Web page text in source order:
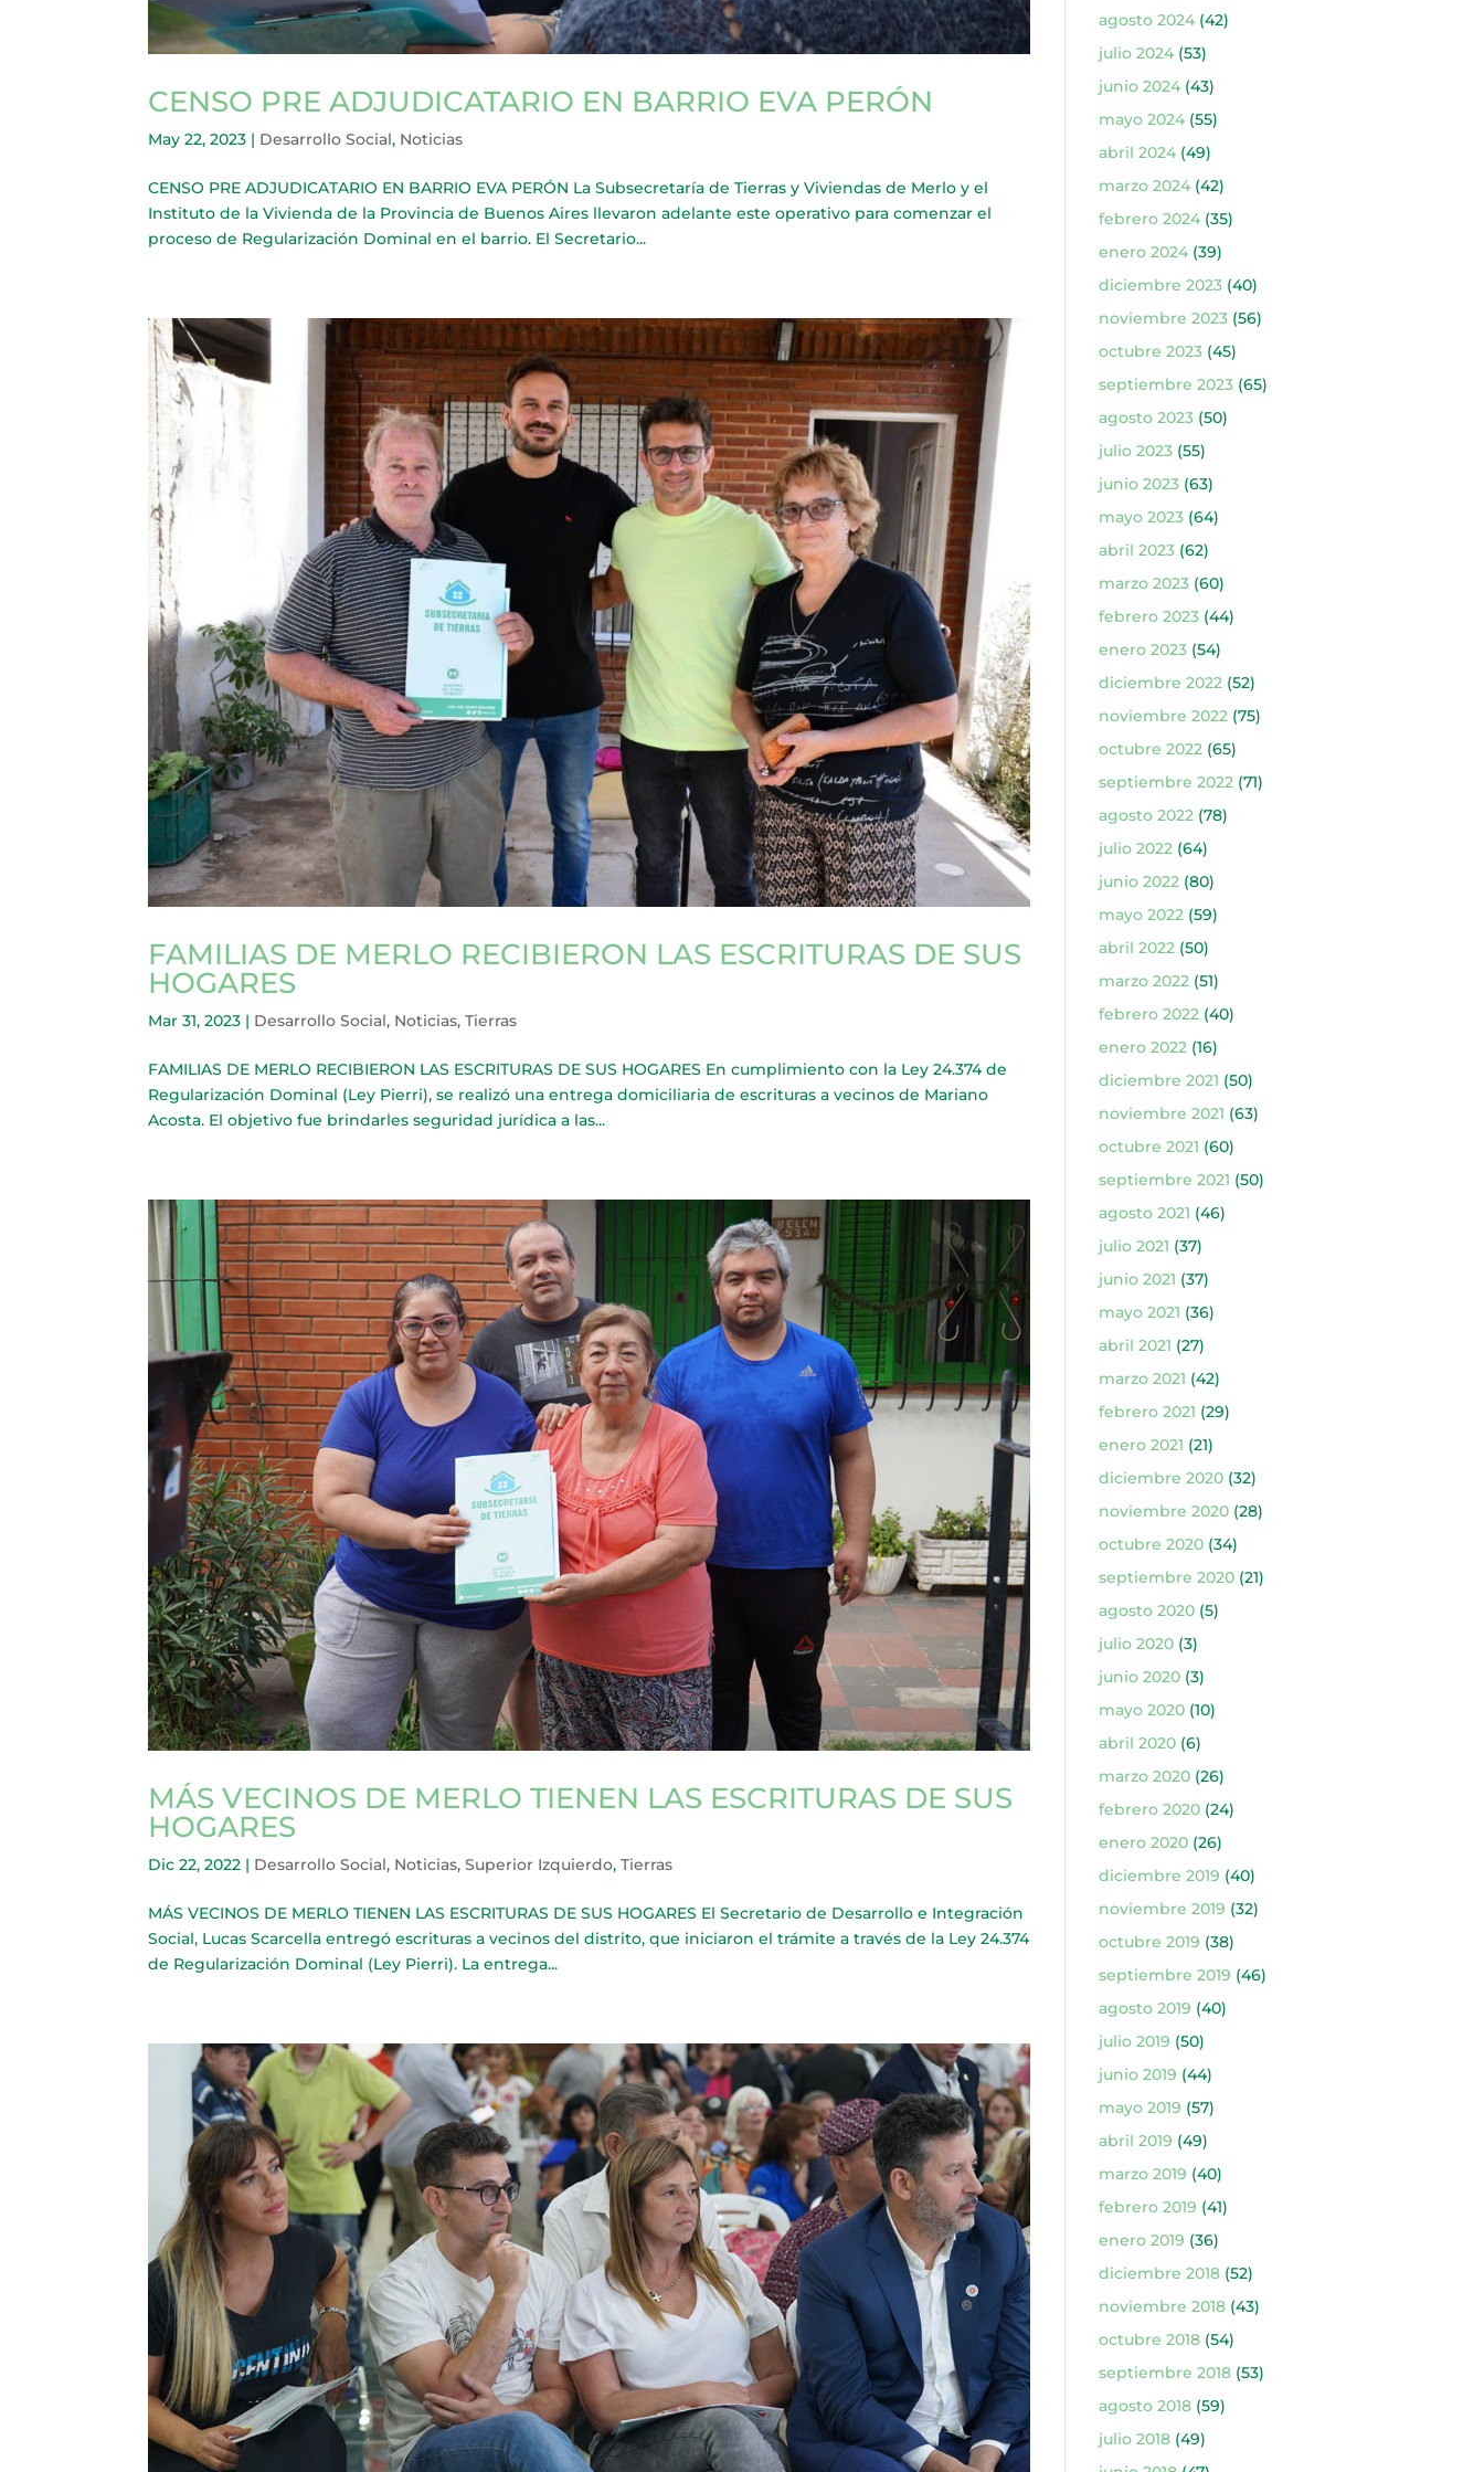
CENSO PRE ADJUDICATARIO EN BARRIO EVA PERÓN
May 22, 2023 | Desarrollo Social, Noticias
CENSO PRE ADJUDICATARIO EN BARRIO EVA PERÓN La Subsecretaría de Tierras y Viviendas de Merlo y el
Instituto de la Vivienda de la Provincia de Buenos Aires llevaron adelante este operativo para comenzar el
proceso de Regularización Dominal en el barrio. El Secretario...
FAMILIAS DE MERLO RECIBIERON LAS ESCRITURAS DE SUS
HOGARES
Mar 31, 2023 | Desarrollo Social, Noticias,Tierras
FAMILIAS DE MERLO RECIBIERON LAS ESCRITURAS DE SUS HOGARES En cumplimiento con la Ley 24.374 de
Regularización Dominal (Ley Pierri), se realizó una entrega domiciliaria de escrituras a vecinos de Mariano
Acosta. El objetivo fue brindarles seguridad jurídica a las...
MÁS VECINOS DE MERLO TIENEN LAS ESCRITURAS DE SUS
HOGARES
Dic 22, 2022 | Desarrollo Social, Noticias,Superior Izquierdo,Tierras
MÁS VECINOS DE MERLO TIENEN LAS ESCRITURAS DE SUS HOGARES El Secretario de Desarrollo e Integración
Social, Lucas Scarcella entregó escrituras a vecinos del distrito, que iniciaron el trámite a través de la Ley 24.374
de Regularización Dominal (Ley Pierri). La entrega...
agosto 2024(42)
julio 2024(53)
junio 2024(43)
mayo 2024(55)
abril 2024(49)
marzo 2024(42)
febrero 2024(35)
enero 2024(39)
diciembre 2023(40)
noviembre 2023(56)
octubre 2023(45)
septiembre 2023(65)
agosto 2023(50)
julio 2023(55)
junio 2023(63)
mayo 2023(64)
abril 2023(62)
marzo 2023(60)
febrero 2023(44)
enero 2023(54)
diciembre 2022(52)
noviembre 2022(75)
octubre 2022(65)
septiembre 2022(71)
agosto 2022(78)
julio 2022(64)
junio 2022(80)
mayo 2022(59)
abril 2022(50)
marzo 2022(51)
febrero 2022(40)
enero 2022(16)
diciembre 2021 (50)
noviembre 2021 (63)
octubre 2021 (60)
septiembre 2021 (50)
agosto 2021 (46)
julio 2021 (37)
junio 2021 (37)
mayo 2021 (36)
abril 2021 (27)
marzo 2021 (42)
febrero 2021 (29)
enero 2021 (21)
diciembre 2020(32)
noviembre 2020(28)
octubre 2020(34)
septiembre 2020(21)
agosto 2020(5)
julio 2020(3)
junio 2020(3)
mayo 2020(10)
abril 2020(6)
marzo 2020(26)
febrero 2020(24)
enero 2020(26)
diciembre 2019 (40)
noviembre 2019 (32)
octubre 2019 (38)
septiembre 2019 (46)
agosto 2019 (40)
julio 2019 (50)
junio 2019 (44)
mayo 2019 (57)
abril 2019 (49)
marzo 2019 (40)
febrero 2019 (41)
enero 2019 (36)
diciembre 2018(52)
noviembre 2018(43)
octubre 2018(54)
septiembre 2018(53)
agosto 2018(59)
julio 2018(49)